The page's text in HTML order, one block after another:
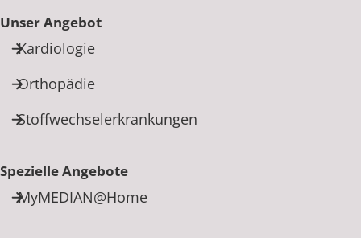
Unser Angebot
Kardiologie
Orthopädie
Stoffwechselerkrankungen
Spezielle Angebote
MyMEDIAN@Home